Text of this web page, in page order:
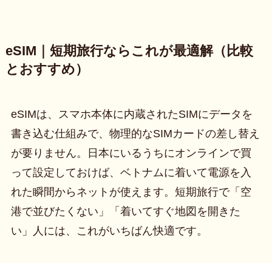
eSIM｜短期旅行ならこれが最適解（比較
とおすすめ）
eSIMは、スマホ本体に内蔵されたSIMにデータを
書き込む仕組みで、物理的なSIMカードの差し替え
が要りません。日本にいるうちにオンラインで買
って設定しておけば、ベトナムに着いて電源を入
れた瞬間からネットが使えます。短期旅行で「空
港で並びたくない」「着いてすぐ地図を開きた
い」人には、これがいちばん快適です。